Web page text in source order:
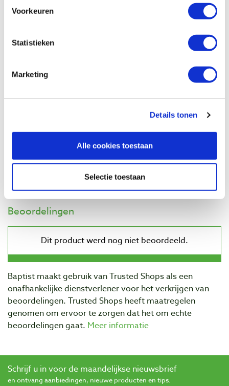
Voorkeuren
Statistieken
Marketing
Details tonen
Alle cookies toestaan
Selectie toestaan
mm)
€ 83,35 incl. btw
€ 68,88 excl. btw
Vergelijken
Beoordelingen
Baptist maakt gebruik van Trusted Shops als een
onafhankelijke dienstverlener voor het verkrijgen van
beoordelingen. Trusted Shops heeft maatregelen
genomen om ervoor te zorgen dat het om echte
beoordelingen gaat. Meer informatie
Schrijf u in voor de maandelijkse nieuwsbrief
en ontvang aanbiedingen, nieuwe producten en tips.